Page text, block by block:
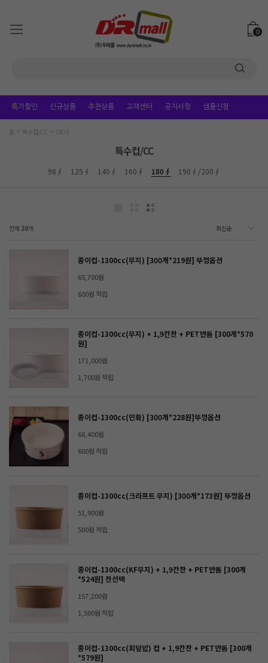
0
특가할인 신규상품 추천상품 고객센터 공지사항 샘플신청
홈 특수컵/CC 180∮
특수컵/CC
98∮ 125∮ 140∮ 160∮ 180∮ 190∮/200∮
전체 20개
종이컵-1300cc(무지) [300개*219원] 뚜껑옵션
65,700원
600원 적립
종이컵-1300cc(무지) + 1,9칸찬 + PET반돔 [300개*570
원]
171,000원
1,700원 적립
종이컵-1300cc(민화) [300개*228원]뚜껑옵션
68,400원
600원 적립
종이컵-1300cc(크라프트 무지) [300개*173원] 뚜껑옵션
51,900원
500원 적립
종이컵-1300cc(KF무지) + 1,9칸찬 + PET반돔 [300개
*524원] 찬선택
157,200원
1,500원 적립
종이컵-1300cc(회덮밥) 컵 + 1,9칸찬 + PET반돔 [300개
*579원]